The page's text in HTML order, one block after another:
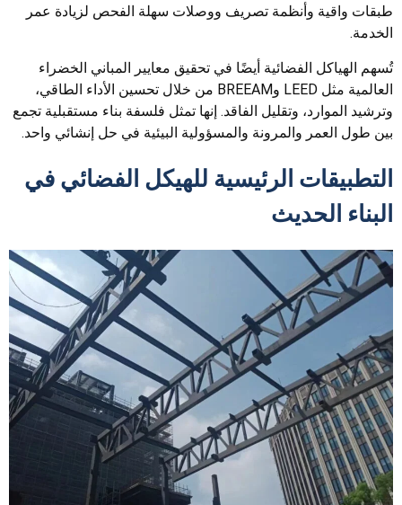
طبقات واقية وأنظمة تصريف ووصلات سهلة الفحص لزيادة عمر
الخدمة.
تُسهم الهياكل الفضائية أيضًا في تحقيق معايير المباني الخضراء
العالمية مثل LEED وBREEAM من خلال تحسين الأداء الطاقي،
وترشيد الموارد، وتقليل الفاقد. إنها تمثل فلسفة بناء مستقبلية تجمع
بين طول العمر والمرونة والمسؤولية البيئية في حل إنشائي واحد.
التطبيقات الرئيسية للهيكل الفضائي في
البناء الحديث